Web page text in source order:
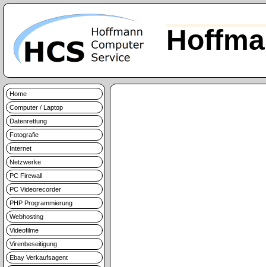
Home
Computer / Laptop
Datenrettung
Fotografie
Internet
Netzwerke
PC Firewall
PC Videorecorder
PHP Programmierung
Webhosting
Videofilme
Virenbeseitigung
Ebay Verkaufsagent